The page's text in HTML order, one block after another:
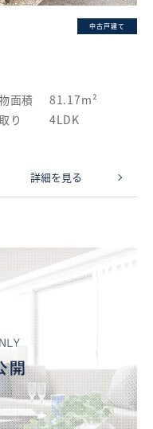
中古戸建て
面積
81.17m²
り 4LDK
詳細を見る